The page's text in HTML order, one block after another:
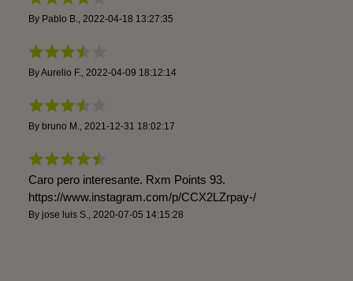
By Pablo B. 2022-04-18 13:27:35
ByAurelio F. 2022-04-09 18:12:14
By bruno M. 2021-12-31 18:02:17
Caro pero interesante. Rxm Points 93.
https://www.instagram.com/p/CCX2LZrpay-/
By jose luis S. 2020-07-05 14:15:28